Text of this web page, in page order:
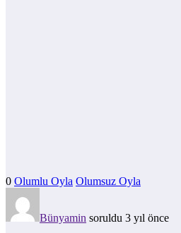
0 Olumlu Oyla Olumsuz Oyla
Bünyamin soruldu 3 yıl önce